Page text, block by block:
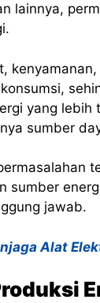
lainnya,
yang
sumber
sumber
jawab.
Alat